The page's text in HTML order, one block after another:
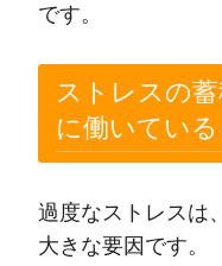
です。
ストレスの
に働いている
過度なストレスは
大きな要因です。